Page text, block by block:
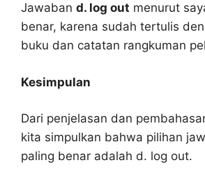
Jawaban d. log out menurut
benar, karena sudah tertulis
buku dan catatan rangkuman
Kesimpulan
Dari penjelasan dan
kita simpulkan bahwa pilihan
paling benar adalah d. log out.